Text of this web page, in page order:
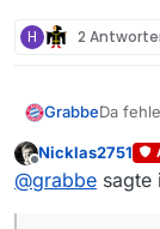
H 2
GrabbeDa
Also
Offline
Nicklas2751
@grabbe sagte